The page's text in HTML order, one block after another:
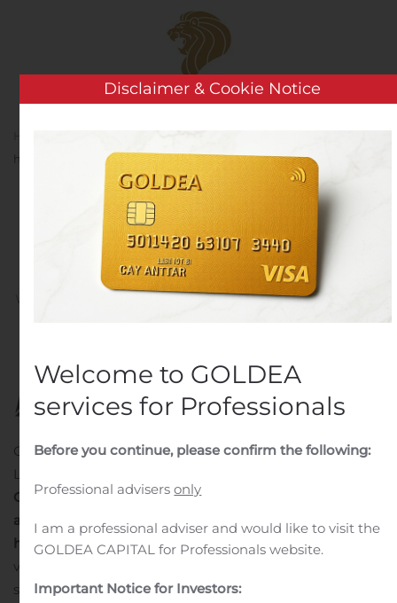
Skip to main content
heinäkuun kuukausiraportti
Ovaron heinäkuun
kuukausiraportti
Customer ServiceonAugust 10, 2020. Posted in
Ovaro Kiinteistösijoitus Oyj
Lehdistötiedote 10.8.2020 klo 13.00
Ovaron heinäkuun kuukausiraportti
asuntomyynti ja Ydintoiminnan vuokrausaste
heinäkuussa Ovaron strategiana on omistaa ja kehittää
vuokraukseen hyvin sopivia kiinteistöjä (Ydintoiminta)
sekä 2019 – 2021 aikana luopua omistusasumiseen
Disclaimer & Cookie Notice
Welcome to GOLDEA
services for Professionals
Before you continue, please confirm the following:
Professional advisersonly
I am a professional adviser and would like to visit the
GOLDEA CAPITAL for Professionals website.
Important Notice for Investors: